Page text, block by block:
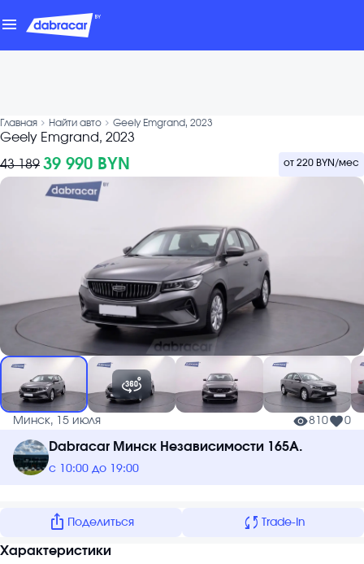
menu
Главная chevron_forward Найти авто chevron_forward Geely Emgrand, 2023
Geely Emgrand, 2023
43 189 39 990 BYN от 220 BYN /мес
Минск, 15 июля 810 0
Dabracar Минск Независимости 165А.
с 10:00 до 19:00
ios_share Поделиться sync Trade-In
Характеристики